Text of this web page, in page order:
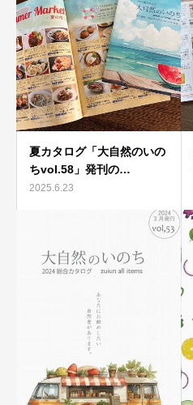
夏カタログ「大自然のいの
ちvol.58」発刊の…
2025.6.23